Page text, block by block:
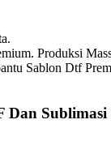
Produksi
Sablon Dtf